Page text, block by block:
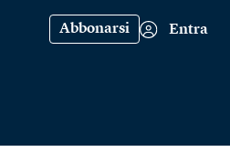
Abbonarsi Entra